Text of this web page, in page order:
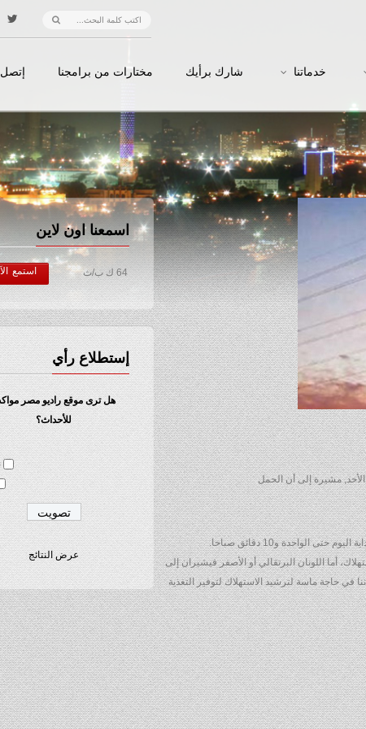
خدماتنا شارك برأيك مختارات من برامجنا إتصل
اسمعنا اون لاين
64 ك ب/ث استمع
إستطلاع رأي
هل ترى موقع راديو مصر
للأحداث؟
عرض النتائج
مشيرة إلى أن الحمل
و10 دقائق صباحا.
أما اللونان البرتقالي أو الأصفر فيشيران إلى
في حاجة ماسة لترشيد الاستهلاك لتوفير التغذية